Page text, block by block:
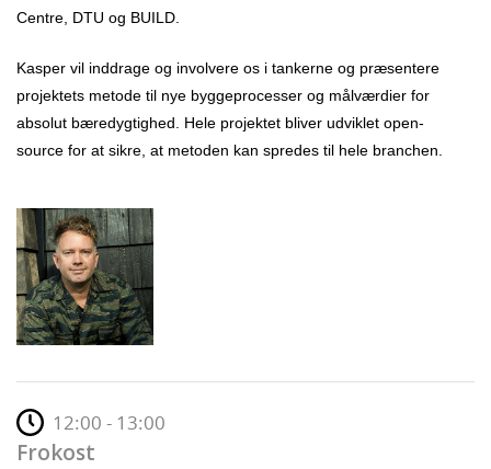
Centre, DTU og BUILD.
Kasper vil inddrage og involvere os i tankerne og præsentere
projektets metode til nye byggeprocesser og målværdier for
absolut bæredygtighed. Hele projektet bliver udviklet open-
source for at sikre, at metoden kan spredes til hele branchen.
12:00 - 13:00
Frokost